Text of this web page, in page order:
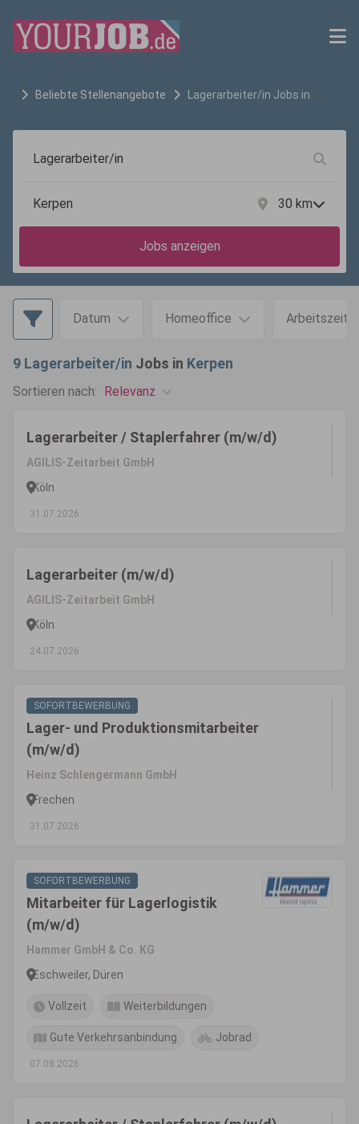
Beliebte Stellenangebote Lagerarbeiter/in Jobs in
30 km
Jobs anzeigen
Datum Homeoffice Arbeitszeit
9 Lagerarbeiter/in Jobs in Kerpen
Sortieren nach: Relevanz
Lagerarbeiter / Staplerfahrer (m/w/d)
AGILIS-Zeitarbeit GmbH
Köln
31.07.2026
Lagerarbeiter (m/w/d)
AGILIS-Zeitarbeit GmbH
Köln
24.07.2026
SOFORTBEWERBUNG
Lager- und Produktionsmitarbeiter
(m/w/d)
Heinz Schlengermann GmbH
Frechen
31.07.2026
SOFORTBEWERBUNG
Mitarbeiter für Lagerlogistik
(m/w/d)
Hammer GmbH & Co. KG
Eschweiler, Düren
Vollzeit Weiterbildungen
Gute Verkehrsanbindung Jobrad
07.08.2026